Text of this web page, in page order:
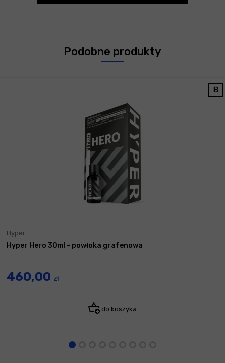
Podobne produkty
Hyper
Hyper Hero 30ml - powłoka grafenowa
460,00 zł
do koszyka